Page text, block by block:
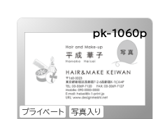
プライベート 写真入り
pk-1060p